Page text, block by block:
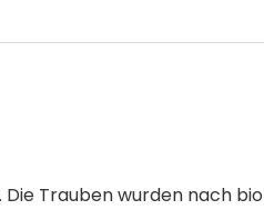
Trauben wurden nach